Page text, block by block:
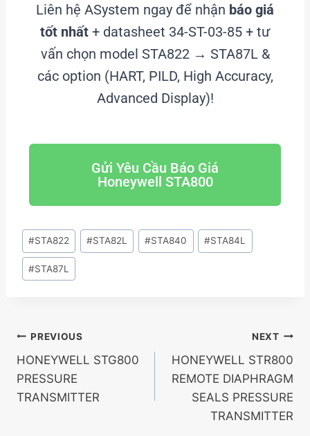
Liên hệ ASystem ngay để nhận báo giá
tốt nhất + datasheet 34-ST-03-85 + tư
vấn chọn model STA822 → STA87L &
các option (HART, PILD, High Accuracy,
Advanced Display)!
Gửi Yêu Cầu Báo Giá
Honeywell STA800
#STA822 #STA82L #STA840 #STA84L
#STA87L
PREVIOUS
HONEYWELL STG800
PRESSURE
TRANSMITTER
NEXT
HONEYWELL STR800
REMOTE DIAPHRAGM
SEALS PRESSURE
TRANSMITTER